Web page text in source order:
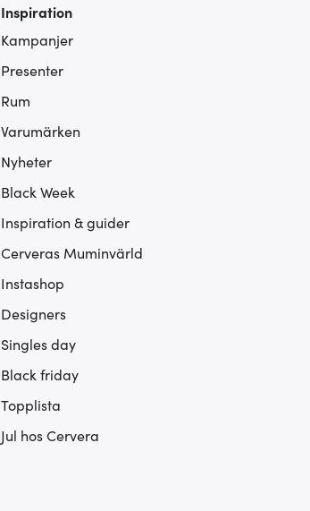
Inspiration
Kampanjer
Presenter
Rum
Varumärken
Nyheter
Black Week
Inspiration & guider
Cerveras Muminvärld
Instashop
Designers
Singles day
Black friday
Topplista
Jul hos Cervera